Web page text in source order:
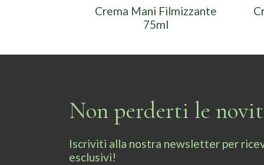
Crema Mani Filmizzante
75ml
Non perderti le
Iscriviti alla nostra newsletter per
esclusivi!